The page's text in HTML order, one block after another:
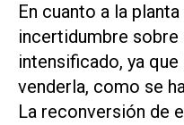
En cuanto a la planta
incertidumbre sobre
intensificado, ya
venderla, como se
La reconversión de